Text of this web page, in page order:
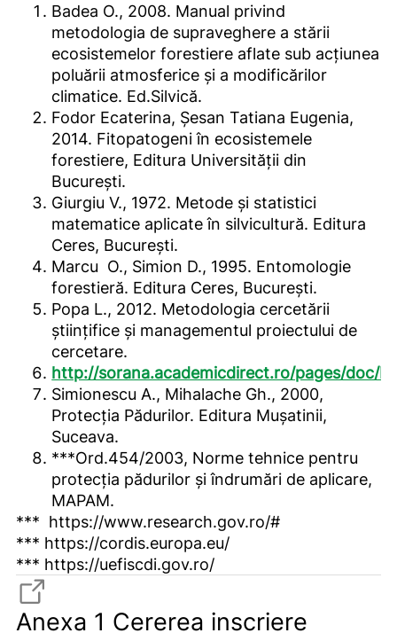
Badea O., 2008. Manual privind
metodologia de supraveghere a stării
ecosistemelor forestiere aflate sub acțiunea
poluării atmosferice și a modificărilor
climatice. Ed.Silvică.
Fodor Ecaterina, Șesan Tatiana Eugenia,
2014. Fitopatogeni în ecosistemele
forestiere, Editura Universității din
București.
Giurgiu V., 1972. Metode și statistici
matematice aplicate în silvicultură. Editura
Ceres, București.
Marcu O., Simion D., 1995. Entomologie
forestieră. Editura Ceres, București.
Popa L., 2012. Metodologia cercetării
științifice și managementul proiectului de
cercetare.
http://sorana.academicdirect.ro/pages/doc/
Simionescu A., Mihalache Gh., 2000,
Protecția Pădurilor. Editura Mușatinii,
Suceava.
***Ord.454/2003, Norme tehnice pentru
protecția pădurilor și îndrumări de aplicare,
MAPAM.
*** https://www.research.gov.ro/#
*** https://cordis.europa.eu/
*** https://uefiscdi.gov.ro/
Anexa 1 Cererea inscriere